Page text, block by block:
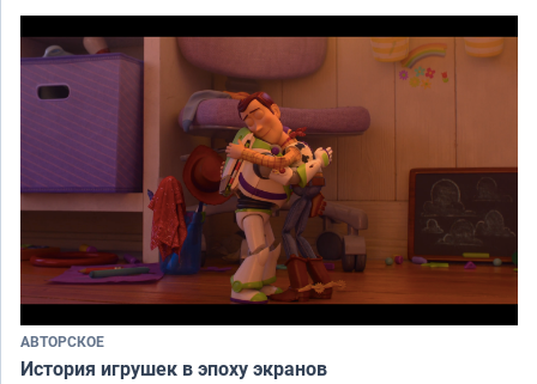
АВТОРСКОЕ
История игрушек в эпоху экранов